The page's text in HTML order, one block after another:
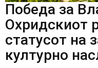
Победа за
Охридскиот
статусот на
културно